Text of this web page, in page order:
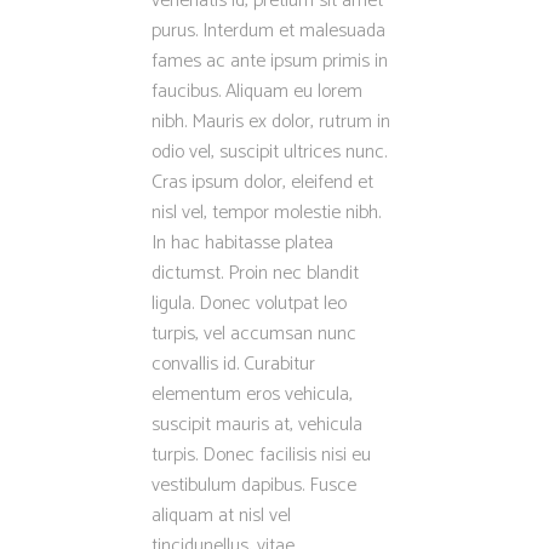
purus. Interdum et malesuada
fames ac ante ipsum primis in
faucibus. Aliquam eu lorem
nibh. Mauris ex dolor, rutrum in
odio vel, suscipit ultrices nunc.
Cras ipsum dolor, eleifend et
nisl vel, tempor molestie nibh.
In hac habitasse platea
dictumst. Proin nec blandit
ligula. Donec volutpat leo
turpis, vel accumsan nunc
convallis id. Curabitur
elementum eros vehicula,
suscipit mauris at, vehicula
turpis. Donec facilisis nisi eu
vestibulum dapibus. Fusce
aliquam at nisl vel